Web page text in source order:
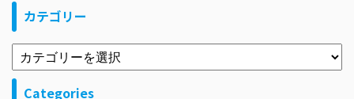
カテゴリー
Categories